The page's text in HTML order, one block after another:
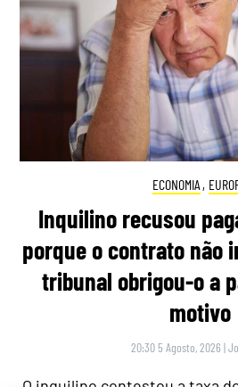
ECONOMIA ,
Inquilino recusou
porque o contrato não
tribunal obrigou-o a
motivo
20:30 5 Agosto, 2026 |